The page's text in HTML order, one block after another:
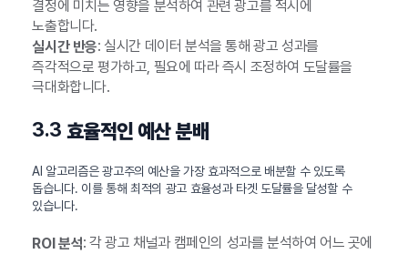
결정에 미치는 영향을 분석하여 관련 광고를 적시에
노출합니다.
실시간 반응: 실시간 데이터 분석을 통해 광고 성과를
즉각적으로 평가하고, 필요에 따라 즉시 조정하여 도달률을
극대화합니다.
3.3 효율적인 예산 분배
AI 알고리즘은 광고주의 예산을 가장 효과적으로 배분할 수 있도록
돕습니다. 이를 통해 최적의 광고 효율성과 타겟 도달률을 달성할 수
있습니다.
ROI 분석: 각 광고 채널과 캠페인의 성과를 분석하여 어느 곳에